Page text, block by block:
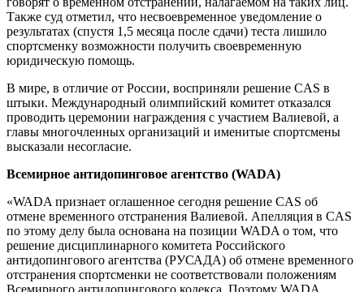
Также суд отметил, что несвоевременное уведомление о
результатах (спустя 1,5 месяца после сдачи) теста лишило
спортсменку возможности получить своевременную
юридическую помощь.
В мире, в отличие от России, восприняли решение CAS в
штыки. Международный олимпийский комитет отказался
проводить церемонии награждения с участием Валиевой, а
главы многочленных организаций и именитые спортсмены
высказали несогласие.
Всемирное антидопинговое агентство (WADA)
«WADA признает оглашенное сегодня решение CAS об
отмене временного отстранения Валиевой. Апелляция в CAS
по этому делу была основана на позиции WADA о том, что
решение дисциплинарного комитета Российского
антидопингового агентства (РУСАДА) об отмене временного
отстранения спортсменки не соответствовали положениям